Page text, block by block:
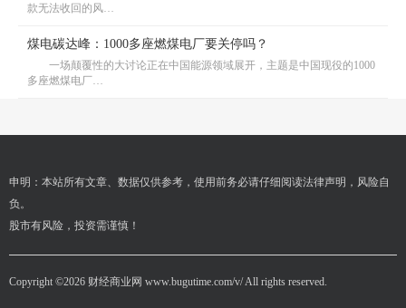
款无法收回的风…
煤电碳达峰：1000多座燃煤电厂要关停吗？
一场颠覆性的大讨论正在中国能源领域展开，主题是中国现役的1000
多座燃煤电厂…
申明：本站所有文章、数据仅供参考，使用前务必请仔细阅读法律声明，风险自
负。
股市有风险，投资需谨慎！
Copyright ©2026 财经商业网 www.bugutime.com/v/ All rights reserved.